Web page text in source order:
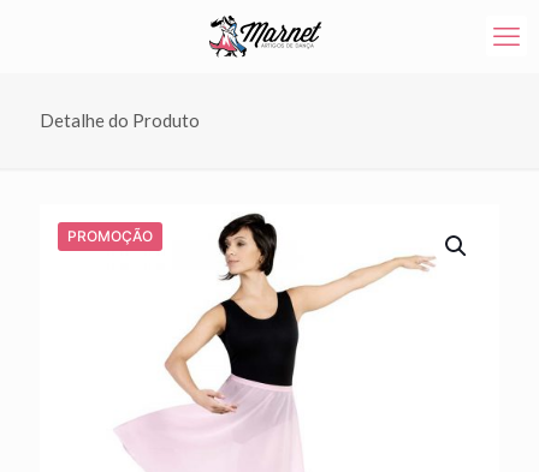
Detalhe do Produto
PROMOÇÃO